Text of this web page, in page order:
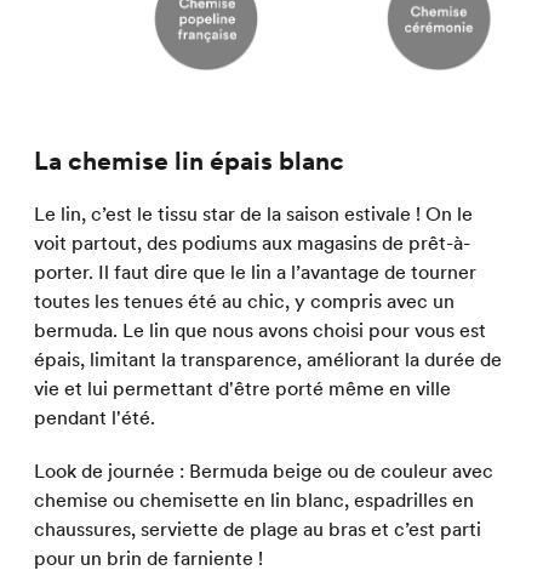
La chemise lin épais blanc
Le lin, c’est le tissu star de la saison estivale ! On le
voit partout, des podiums aux magasins de prêt-à-
porter. Il faut dire que le lin a l’avantage de tourner
toutes les tenues été au chic, y compris avec un
bermuda. Le lin que nous avons choisi pour vous est
épais, limitant la transparence, améliorant la durée de
vie et lui permettant d'être porté même en ville
pendant l'été.
Look de journée : Bermuda beige ou de couleur avec
chemise ou chemisette en lin blanc, espadrilles en
chaussures, serviette de plage au bras et c’est parti
pour un brin de farniente !